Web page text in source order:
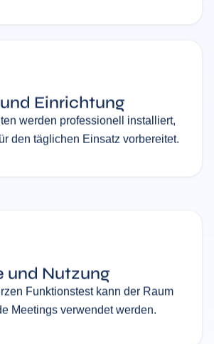
Einrichtung
werden professionell installiert,
den täglichen Einsatz vorbereitet.
und Nutzung
Funktionstest kann der Raum
Meetings verwendet werden.